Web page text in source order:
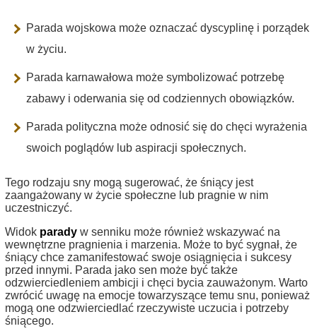
Parada wojskowa może oznaczać dyscyplinę i porządek
w życiu.
Parada karnawałowa może symbolizować potrzebę
zabawy i oderwania się od codziennych obowiązków.
Parada polityczna może odnosić się do chęci wyrażenia
swoich poglądów lub aspiracji społecznych.
Tego rodzaju sny mogą sugerować, że śniący jest
zaangażowany w życie społeczne lub pragnie w nim
uczestniczyć.
Widok parady w senniku może również wskazywać na
wewnętrzne pragnienia i marzenia. Może to być sygnał, że
śniący chce zamanifestować swoje osiągnięcia i sukcesy
przed innymi. Parada jako sen może być także
odzwierciedleniem ambicji i chęci bycia zauważonym. Warto
zwrócić uwagę na emocje towarzyszące temu snu, ponieważ
mogą one odzwierciedlać rzeczywiste uczucia i potrzeby
śniącego.